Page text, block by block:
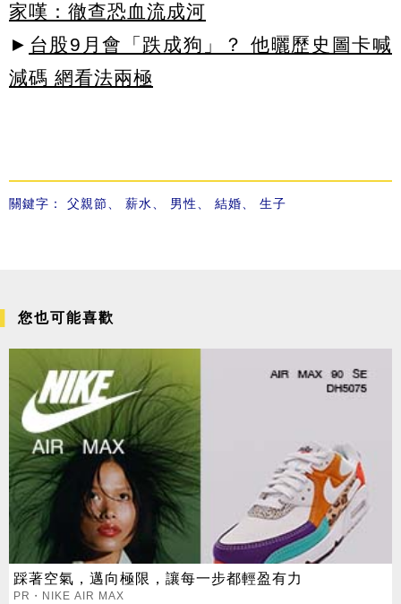
家嘆：徹查恐血流成河
► 台股9月會「跌成狗」？ 他曬歷史圖卡喊
減碼 網看法兩極
關鍵字： 父親節 薪水 男性 結婚 生子
您也可能喜歡
踩著空氣，邁向極限，讓每一步都輕盈有力
PR・NIKE AIR MAX